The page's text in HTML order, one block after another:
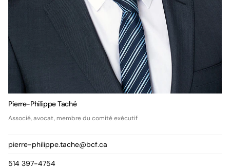
Pierre-Philippe Taché
Associé, avocat, membre du comité exécutif
pierre-philippe.tache@bcf.ca
514 397-4754